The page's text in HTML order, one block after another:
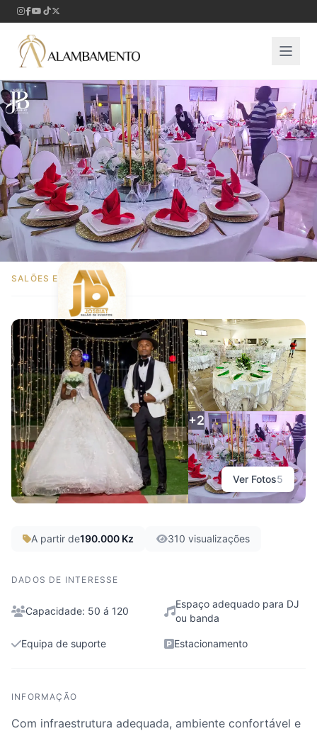
Josbiat Salão de Eventos
Benguela, Catumbela
SALÕES E ESPAÇOS
+2
Ver Fotos5
A partir de190.000 Kz 310 visualizações
DADOS DE INTERESSE
Capacidade: 50 á 120
Espaço adequado para DJ
ou banda
Equipa de suporte Estacionamento
INFORMAÇÃO
Com infraestrutura adequada, ambiente confortável e